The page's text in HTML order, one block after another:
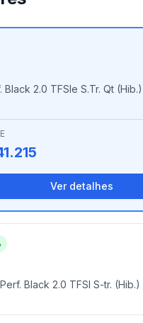
Black 2.0 TFSIe S.Tr. Qt (Hib.)
Ver detalhes
Black 2.0 TFSI S-tr. (Hib.)